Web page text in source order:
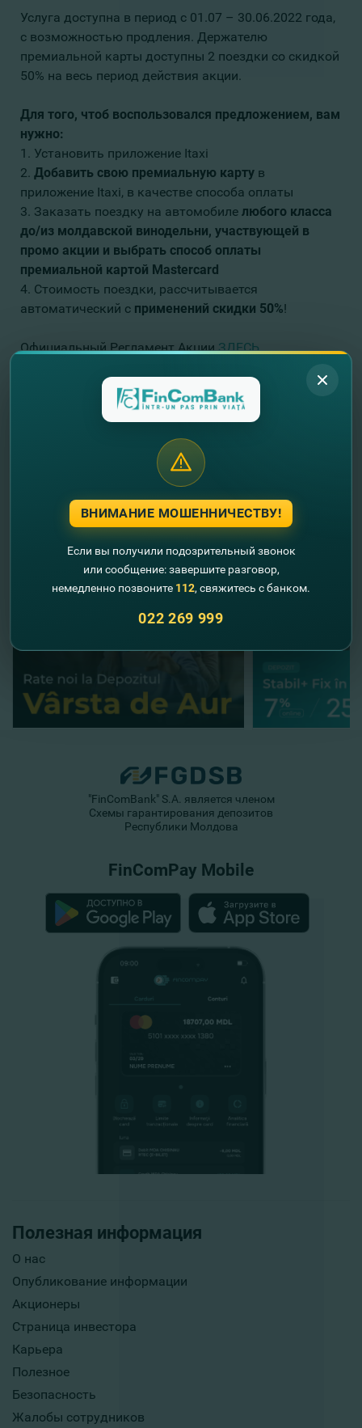
Услуга доступна в период с 01.07 – 30.06.2022 года,
с возможностью продления. Держателю
премиальной карты доступны 2 поездки со скидкой
50% на весь период действия акции.
Для того, чтоб воспользовался предложением, вам
нужно:
1. Установить приложение Itaxi
2. Добавить свою премиальную карту в
приложение Itaxi, в качестве способа оплаты
3. Заказать поездку на автомобиле любого класса
до/из молдавской винодельни, участвующей в
промо акции и выбрать способ оплаты
премиальной картой Mastercard
4. Стоимость поездки, рассчитывается
автоматический с применений скидки 50%!
Официальный Регламент АкцииЗДЕСЬ.
www.mastercard.md или www.itaxi.md .
FinComBank –Вместе по жизни!
Другие новости
Полезная информация
О нас
Опубликование информации
Акционеры
Страница инвестора
Карьера
Полезное
Безопасность
Жалобы сотрудников
"FinComBank" S.A. является членом
Схемы гарантирования депозитов
Республики Молдова
FinComPay Mobile
ВНИМАНИЕ МОШЕННИЧЕСТВУ!
Если вы получили подозрительный звонок
или сообщение: завершите разговор,
немедленно позвоните 112, свяжитесь с банком.
022 269 999